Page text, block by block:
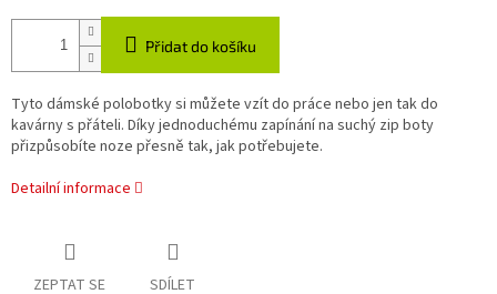
Přidat do košíku
Tyto dámské polobotky si můžete vzít do práce nebo jen tak do
kavárny s přáteli. Díky jednoduchému zapínání na suchý zip boty
přizpůsobíte noze přesně tak, jak potřebujete.
Detailní informace
ZEPTAT SE SDÍLET